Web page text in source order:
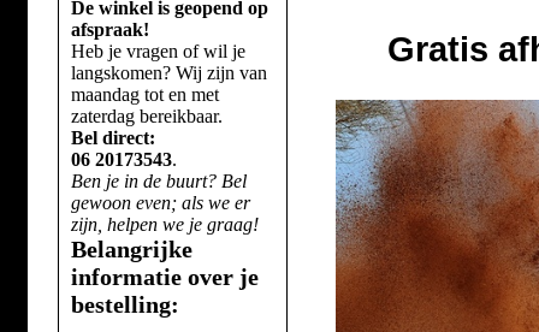
De winkel is geopend op
afspraak!
Heb je vragen of wil je
langskomen? Wij zijn van
maandag tot en met
zaterdag bereikbaar.
Bel direct:
06 20173543.
Ben je in de buurt? Bel
gewoon even; als we er
zijn, helpen we je graag!
Belangrijke
informatie over je
bestelling:
Gratis